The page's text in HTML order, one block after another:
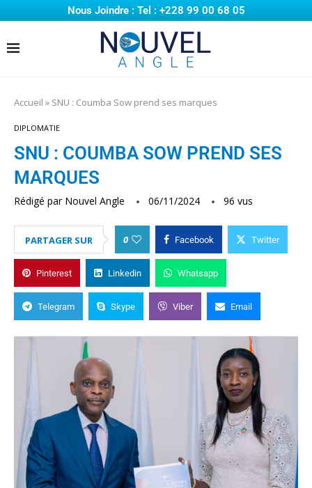
Nous Joindre : Tel : +228 99 00 68 05
Accueil » SNU : Coumba Sow prend ses marques
DIPLOMATIE
SNU : COUMBA SOW PREND SES
MARQUES
Rédigé par Nouvel Angle 06/11/2024 96 vus
PARTAGER SUR 0 Facebook Twitter
Pinterest Linkedin Whatsapp
Telegram Skype Viber Email